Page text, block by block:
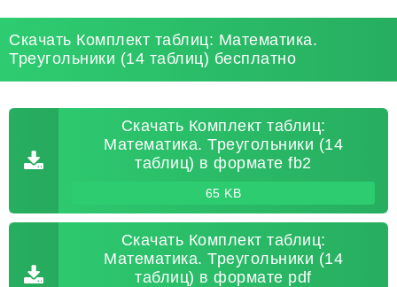
Скачать Комплект таблиц: Математика.
Треугольники (14 таблиц) бесплатно
Скачать Комплект таблиц:
Математика. Треугольники (14
таблиц) в формате fb2
65 KB
Скачать Комплект таблиц:
Математика. Треугольники (14
таблиц) в формате pdf